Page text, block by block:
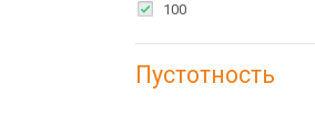
100
Пустотность